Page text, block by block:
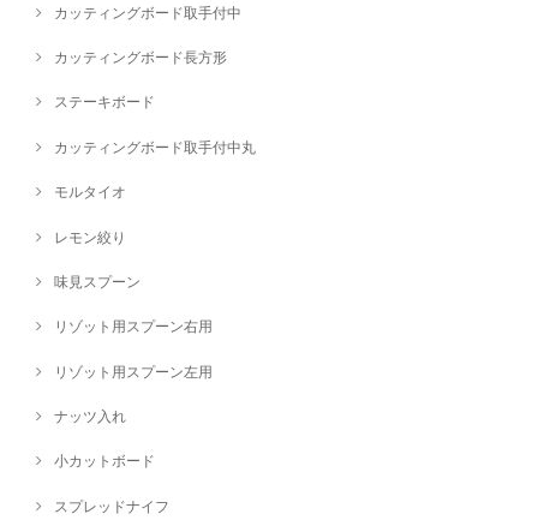
カッティングボード取手付中
カッティングボード長方形
ステーキボード
カッティングボード取手付中丸
モルタイオ
レモン絞り
味見スプーン
リゾット用スプーン右用
リゾット用スプーン左用
ナッツ入れ
小カットボード
スプレッドナイフ